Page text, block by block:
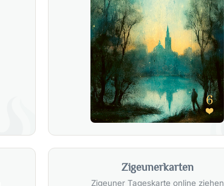
Zigeunerkarten
Zigeuner Tageskarte online ziehen